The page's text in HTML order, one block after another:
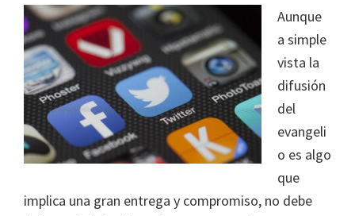
Aunque
a simple
vista la
difusión
del
evangeli
o es algo
que
implica una gran entrega y compromiso, no debe